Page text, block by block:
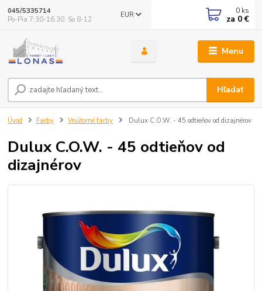
Menu
EUR
Hľadať
045/5335714
Po-Pia 7:30-16.30, So 8-12
0 ks
za 0 €
Úvod Farby Vnútorné farby Dulux C.O.W. - 45 odtieňov od dizajnérov
Dulux C.O.W. - 45 odtieňov od
dizajnérov